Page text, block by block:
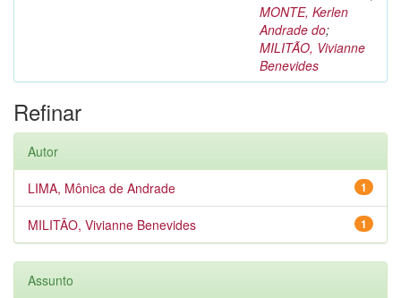
MONTE, Kerlen
Andrade do;
MILITÃO, Vivianne
Benevides
Refinar
Autor
1
LIMA, Mônica de Andrade
1
MILITÃO, Vivianne Benevides
Assunto